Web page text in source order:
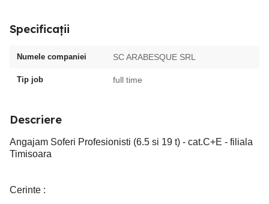
Specificații
Numele companiei SC ARABESQUE SRL
Tip job full time
Descriere
Angajam Soferi Profesionisti (6.5 si 19 t) - cat.C+E - filiala
Timisoara
Cerinte :